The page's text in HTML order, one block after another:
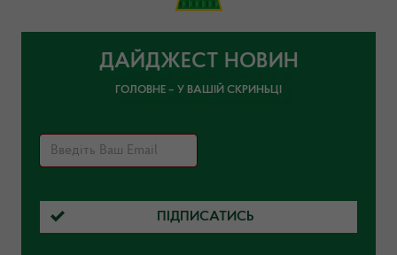
ДАЙДЖЕСТ НОВИН
ГОЛОВНЕ – У ВАШІЙ СКРИНЬЦІ
ПІДПИСАТИСЬ